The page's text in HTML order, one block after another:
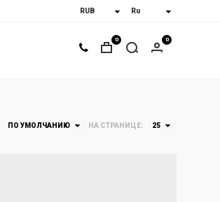
0 0
ПО УМОЛЧАНИЮ НА СТРАНИЦЕ: 25